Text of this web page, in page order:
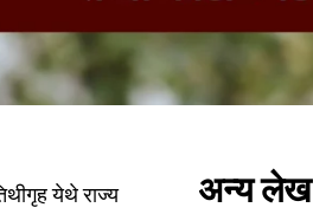
येथे राज्य
अन्य लेख